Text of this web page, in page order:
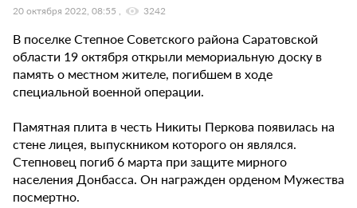
20 октября 2022, 08:55 3242
В поселке Степное Советского района Саратовской
области 19 октября открыли мемориальную доску в
память о местном жителе, погибшем в ходе
специальной военной операции.
Памятная плита в честь Никиты Перкова появилась на
стене лицея, выпускником которого он являлся.
Степновец погиб 6 марта при защите мирного
населения Донбасса. Он награжден орденом Мужества
посмертно.